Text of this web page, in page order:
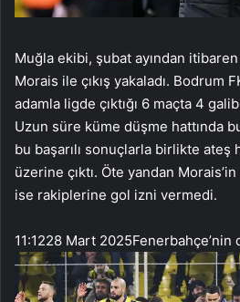
Muğla ekibi, şubat ayından itibaren
Morais ile çıkış yakaladı. Bodrum
adamla ligde çıktığı 6 maçta 4
Uzun süre küme düşme hattında
bu başarılı sonuçlarla birlikte ateş
üzerine çıktı. Öte yandan
ise rakiplerine gol izni vermedi.
11:1228 Mart 2025Fenerbahçe’nin